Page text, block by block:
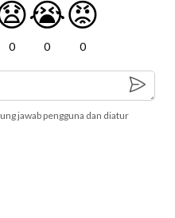
0
😭
0
😡
0
jawab pengguna dan diatur